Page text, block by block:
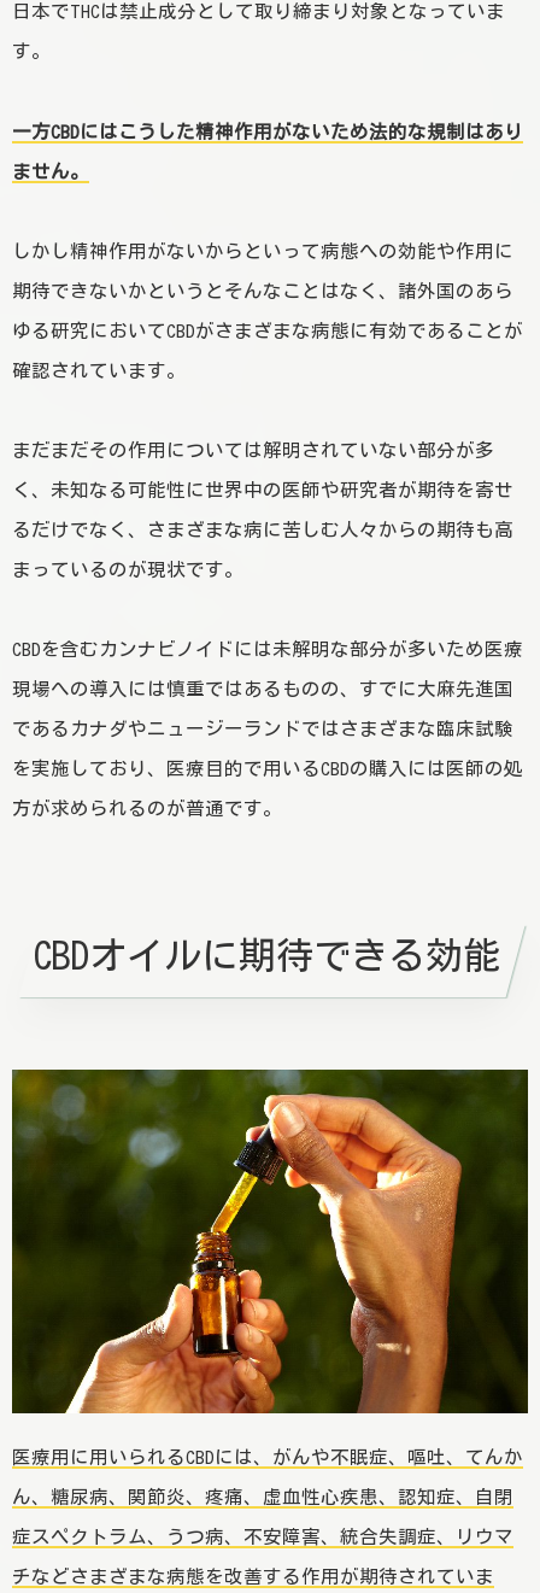
日本でTHCは禁止成分として取り締まり対象となっていま
す。
一方CBDにはこうした精神作用がないため法的な規制はあり
ません。
しかし精神作用がないからといって病態への効能や作用に
期待できないかというとそんなことはなく、諸外国のあら
ゆる研究においてCBDがさまざまな病態に有効であることが
確認されています。
まだまだその作用については解明されていない部分が多
く、未知なる可能性に世界中の医師や研究者が期待を寄せ
るだけでなく、さまざまな病に苦しむ人々からの期待も高
まっているのが現状です。
CBDを含むカンナビノイドには未解明な部分が多いため医療
現場への導入には慎重ではあるものの、すでに大麻先進国
であるカナダやニュージーランドではさまざまな臨床試験
を実施しており、医療目的で用いるCBDの購入には医師の処
方が求められるのが普通です。
CBDオイルに期待できる効能
医療用に用いられるCBDには、がんや不眠症、嘔吐、てんか
ん、糖尿病、関節炎、疼痛、虚血性心疾患、認知症、自閉
症スペクトラム、うつ病、不安障害、統合失調症、リウマ
チなどさまざまな病態を改善する作用が期待されていま